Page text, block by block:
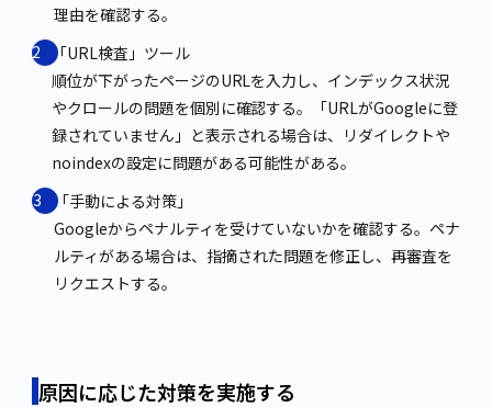
理由を確認する。
「URL検査」ツール
順位が下がったページのURLを入力し、インデックス状況
やクロールの問題を個別に確認する。「URLがGoogleに登
録されていません」と表示される場合は、リダイレクトや
noindexの設定に問題がある可能性がある。
「手動による対策」
Googleからペナルティを受けていないかを確認する。ペナ
ルティがある場合は、指摘された問題を修正し、再審査を
リクエストする。
原因に応じた対策を実施する